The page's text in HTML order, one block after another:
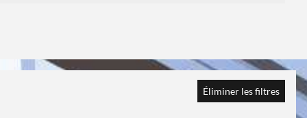
Éliminer les filtres